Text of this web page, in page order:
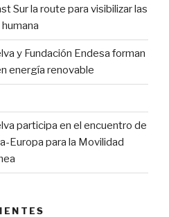
Sur la route para visibilizar las
y Fundación Endesa forman
energía renovable
participa en el encuentro de
Europa para la Movilidad